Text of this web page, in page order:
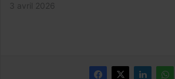
après l’obtention d’une
l’entreprise vise désormais
3 avril 2026